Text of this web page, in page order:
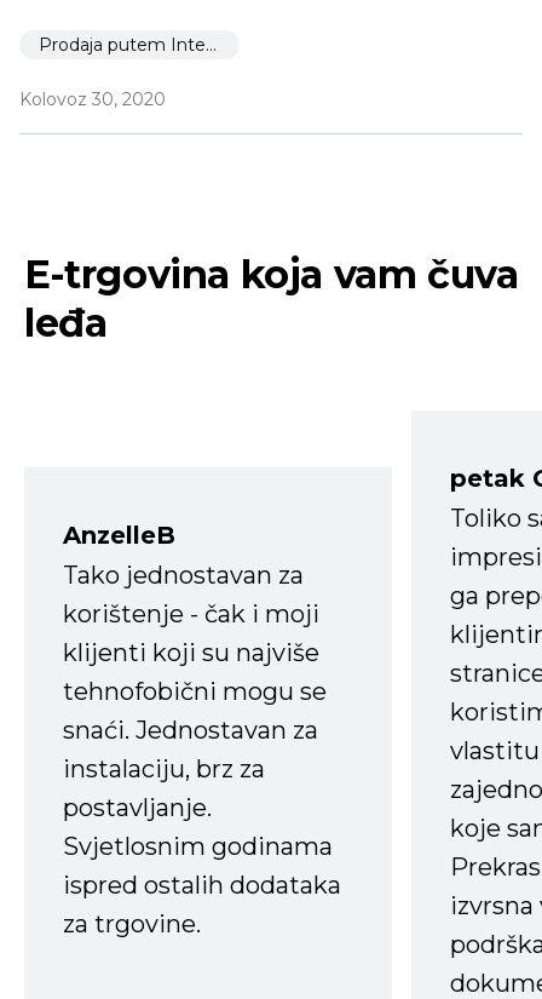
Prodaja putem Interneta
Kolovoz 30, 2020
E-trgovina koja vam čuva
leđa
AnzelleB
Tako jednostavan za
korištenje - čak i moji
klijenti koji su najviše
tehnofobični mogu se
snaći. Jednostavan za
instalaciju, brz za
postavljanje.
Svjetlosnim godinama
ispred ostalih dodataka
za trgovine.
petak
Toliko
ga
koje